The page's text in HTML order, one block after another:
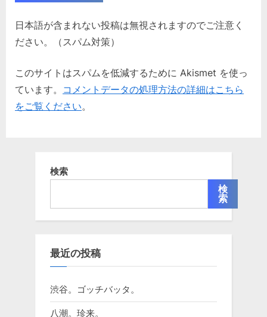
日本語が含まれない投稿は無視されますのでご注意く
ださい。（スパム対策）
このサイトはスパムを低減するために Akismet を使っ
ています。 コメントデータの処理方法の詳細はこちら
をご覧ください。
検索
検
索
最近の投稿
渋谷。ゴッチバッタ。
八潮。珍来。